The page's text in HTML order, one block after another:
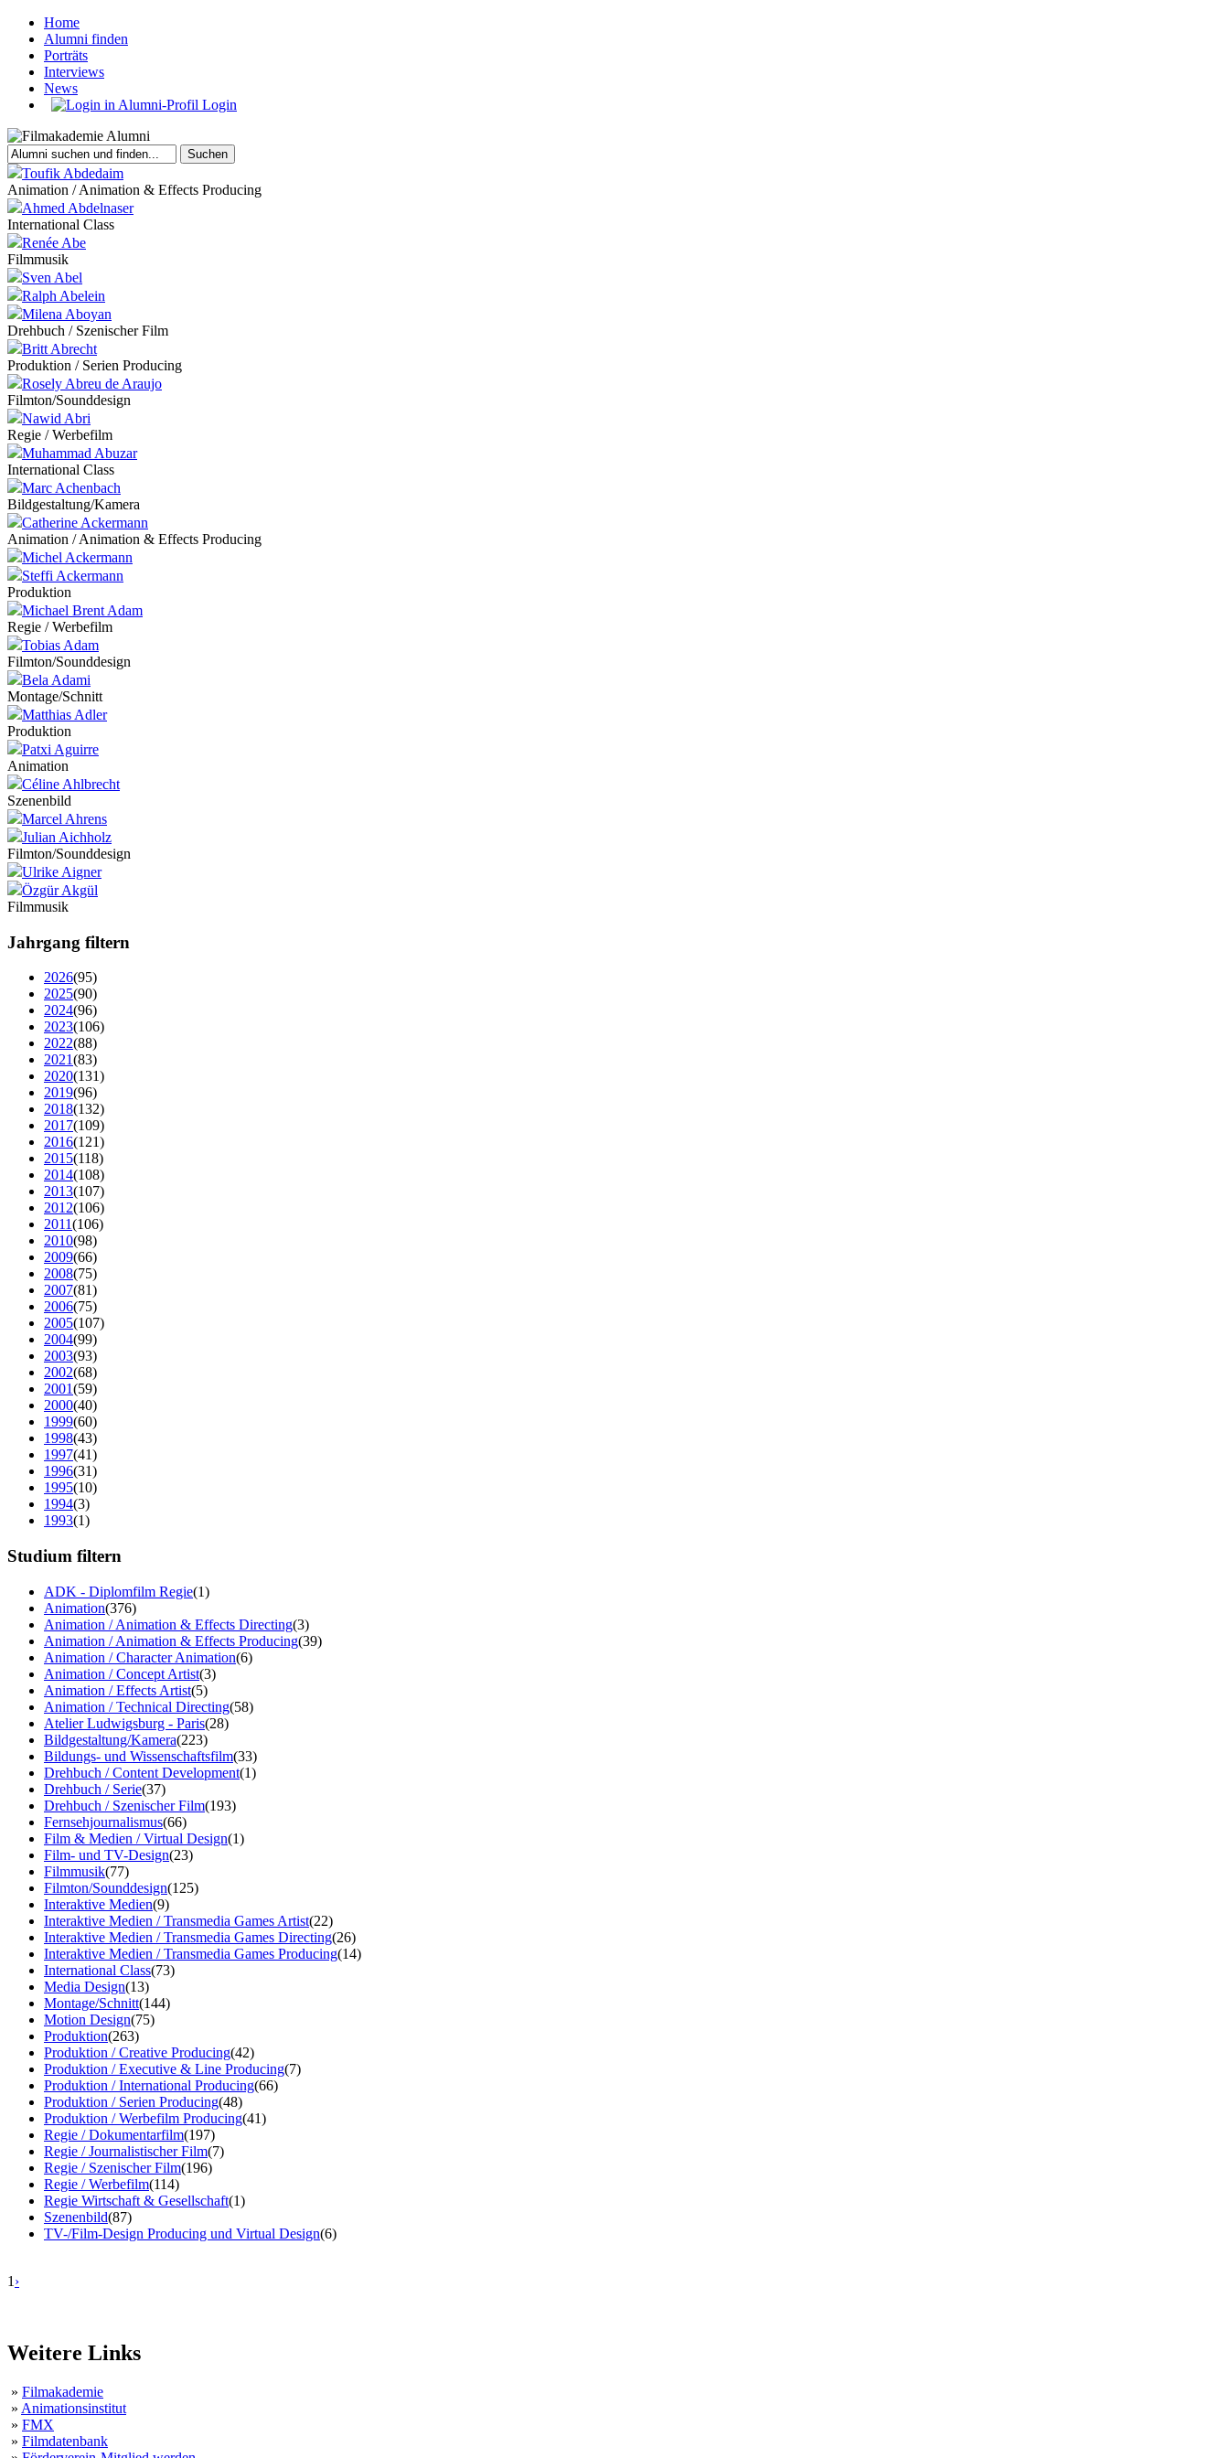
Home
Alumni finden
Porträts
Interviews
News
Login
Toufik Abdedaim
Animation / Animation & Effects Producing
Ahmed Abdelnaser
International Class
Renée Abe
Filmmusik
Sven Abel
Ralph Abelein
Milena Aboyan
Drehbuch / Szenischer Film
Britt Abrecht
Produktion / Serien Producing
Rosely Abreu de Araujo
Filmton/Sounddesign
Nawid Abri
Regie / Werbefilm
Muhammad Abuzar
International Class
Marc Achenbach
Bildgestaltung/Kamera
Catherine Ackermann
Animation / Animation & Effects Producing
Michel Ackermann
Steffi Ackermann
Produktion
Michael Brent Adam
Regie / Werbefilm
Tobias Adam
Filmton/Sounddesign
Bela Adami
Montage/Schnitt
Matthias Adler
Produktion
Patxi Aguirre
Animation
Céline Ahlbrecht
Szenenbild
Marcel Ahrens
Julian Aichholz
Filmton/Sounddesign
Ulrike Aigner
Özgür Akgül
Filmmusik
Jahrgang filtern
2026(95)
2025(90)
2024(96)
2023(106)
2022(88)
2021(83)
2020(131)
2019(96)
2018(132)
2017(109)
2016(121)
2015(118)
2014(108)
2013(107)
2012(106)
2011(106)
2010(98)
2009(66)
2008(75)
2007(81)
2006(75)
2005(107)
2004(99)
2003(93)
2002(68)
2001(59)
2000(40)
1999(60)
1998(43)
1997(41)
1996(31)
1995(10)
1994(3)
1993(1)
Studium filtern
ADK - Diplomfilm Regie(1)
Animation(376)
Animation / Animation & Effects Directing(3)
Animation / Animation & Effects Producing(39)
Animation / Character Animation(6)
Animation / Concept Artist(3)
Animation / Effects Artist(5)
Animation / Technical Directing(58)
Atelier Ludwigsburg - Paris(28)
Bildgestaltung/Kamera(223)
Bildungs- und Wissenschaftsfilm(33)
Drehbuch / Content Development(1)
Drehbuch / Serie(37)
Drehbuch / Szenischer Film(193)
Fernsehjournalismus(66)
Film & Medien / Virtual Design(1)
Film- und TV-Design(23)
Filmmusik(77)
Filmton/Sounddesign(125)
Interaktive Medien(9)
Interaktive Medien / Transmedia Games Artist(22)
Interaktive Medien / Transmedia Games Directing(26)
Interaktive Medien / Transmedia Games Producing(14)
International Class(73)
Media Design(13)
Montage/Schnitt(144)
Motion Design(75)
Produktion(263)
Produktion / Creative Producing(42)
Produktion / Executive & Line Producing(7)
Produktion / International Producing(66)
Produktion / Serien Producing(48)
Produktion / Werbefilm Producing(41)
Regie / Dokumentarfilm(197)
Regie / Journalistischer Film(7)
Regie / Szenischer Film(196)
Regie / Werbefilm(114)
Regie Wirtschaft & Gesellschaft(1)
Szenenbild(87)
TV-/Film-Design Producing und Virtual Design(6)
1 ›
Weitere Links
» Filmakademie
» Animationsinstitut
» FMX
» Filmdatenbank